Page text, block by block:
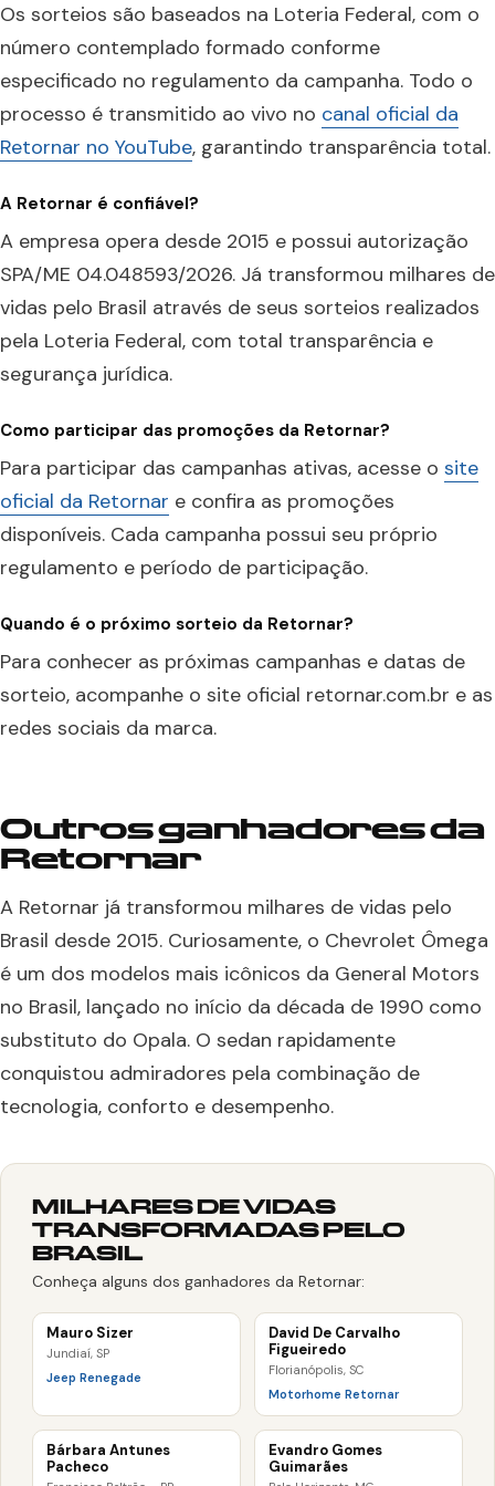
Os sorteios são baseados na Loteria Federal, com o
número contemplado formado conforme
especificado no regulamento da campanha. Todo o
processo é transmitido ao vivo no canal oficial da
Retornar no YouTube, garantindo transparência total.
A Retornar é confiável?
A empresa opera desde 2015 e possui autorização
SPA/ME 04.048593/2026. Já transformou milhares de
vidas pelo Brasil através de seus sorteios realizados
pela Loteria Federal, com total transparência e
segurança jurídica.
Como participar das promoções da Retornar?
Para participar das campanhas ativas, acesse o site
oficial da Retornar e confira as promoções
disponíveis. Cada campanha possui seu próprio
regulamento e período de participação.
Quando é o próximo sorteio da Retornar?
Para conhecer as próximas campanhas e datas de
sorteio, acompanhe o site oficial retornar.com.br e as
redes sociais da marca.
Outros ganhadores da
Retornar
A Retornar já transformou milhares de vidas pelo
Brasil desde 2015. Curiosamente, o Chevrolet Ômega
é um dos modelos mais icônicos da General Motors
no Brasil, lançado no início da década de 1990 como
substituto do Opala. O sedan rapidamente
conquistou admiradores pela combinação de
tecnologia, conforto e desempenho.
MILHARES DE VIDAS
TRANSFORMADAS PELO
BRASIL
Conheça alguns dos ganhadores da Retornar:
Mauro Sizer
Jundiaí, SP
Jeep Renegade
David De Carvalho
Figueiredo
Florianópolis, SC
Motorhome Retornar
Bárbara Antunes
Pacheco
Evandro Gomes
Guimarães